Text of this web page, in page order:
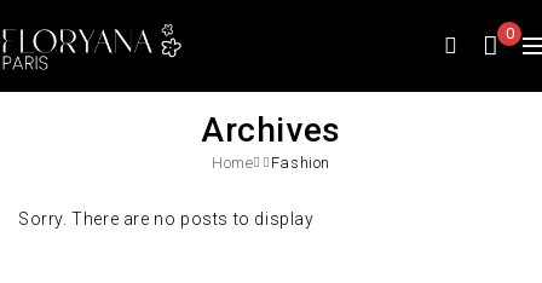
0
Archives
Home Fashion
Sorry. There are no posts to display